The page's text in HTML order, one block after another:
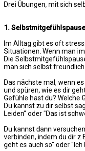
Drei Übungen, mit sich
1. Selbstmitgefühlspause
Im Alltag gibt es oft
Situationen. Wenn man
Die
man sich selbst
Das nächste mal, wenn
und spüren, wie es dir
Gefühle hast du? Welche
Du kannst zu dir selbst
Leiden" oder "Das ist
Du kannst dann
verbinden, indem du dir
geht es auch so" oder "Ich